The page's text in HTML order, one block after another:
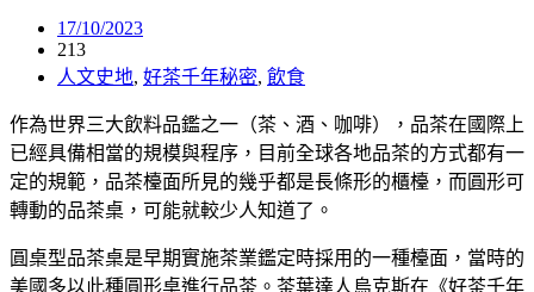
17/10/2023
213
人文史地, 好茶千年秘密, 飲食
作為世界三大飲料品鑑之一（茶、酒、咖啡），品茶在國際上
已經具備相當的規模與程序，目前全球各地品茶的方式都有一
定的規範，品茶檯面所見的幾乎都是長條形的櫃檯，而圓形可
轉動的品茶桌，可能就較少人知道了。
圓桌型品茶桌是早期實施茶業鑑定時採用的一種檯面，當時的
美國多以此種圓形桌進行品茶。茶葉達人烏克斯在《好茶千年